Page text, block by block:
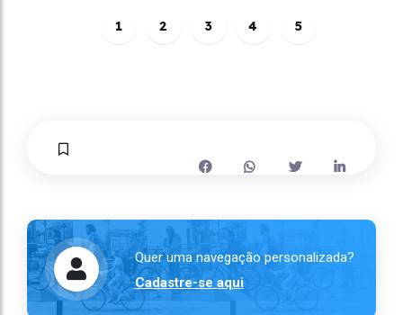
1 2 3 4 5
Quer uma navegação personalizada?
Cadastre-se aqui